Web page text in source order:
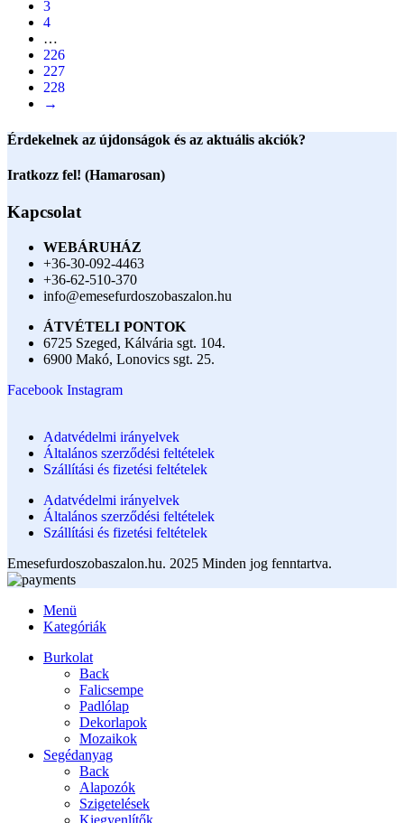
3
4
…
226
227
228
→
Érdekelnek az újdonságok és az aktuális akciók?
Iratkozz fel! (Hamarosan)
Kapcsolat
WEBÁRUHÁZ
+36-30-092-4463
+36-62-510-370
info@emesefurdoszobaszalon.hu
ÁTVÉTELI PONTOK
6725 Szeged, Kálvária sgt. 104.​
6900 Makó, Lonovics sgt. 25.
Facebook Instagram
Adatvédelmi irányelvek
Általános szerződési feltételek
Szállítási és fizetési feltételek
Adatvédelmi irányelvek
Általános szerződési feltételek
Szállítási és fizetési feltételek
Emesefurdoszobaszalon.hu. 2025 Minden jog fenntartva.
Menü
Kategóriák
Burkolat
Back
Falicsempe
Padlólap
Dekorlapok
Mozaikok
Segédanyag
Back
Alapozók
Szigetelések
Kiegyenlítők